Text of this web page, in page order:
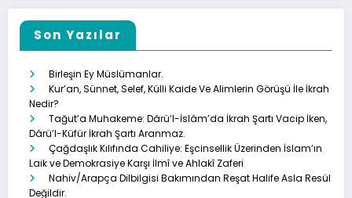
Son Yazılar
Birleşin Ey Müslümanlar.
Kur’an, Sünnet, Selef, Külli Kaide Ve Alimlerin Görüşü İle İkrah
Nedir?
Tağut’a Muhakeme: Dârü’l-İslâm’da İkrah Şartı Vacip İken,
Dârü’l-Küfür İkrah Şartı Aranmaz.
Çağdaşlık Kılıfında Cahiliye: Eşcinsellik Üzerinden İslam’ın
Laik ve Demokrasiye Karşı İlmî ve Ahlakî Zaferi
Nahiv/Arapça Dilbilgisi Bakımından Reşat Halife Asla Resül
Değildir.